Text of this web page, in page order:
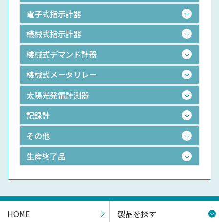
電子式指示計器
機械式指示計器
機械式デマンド計器
機械式メータリレー
太陽光発電計測器
記録計
その他
生産終了品
HOME 製品を探す